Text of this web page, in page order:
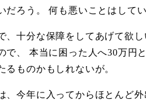
だろう。 何も悪いことはして
、十分な保障をしてあげて欲
で、 本当に困った人へ30万円
るものかもしれないが。
、今年に入ってからほとんど